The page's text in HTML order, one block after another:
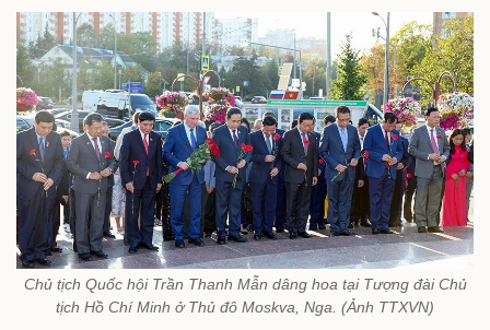
Chủ tịch Quốc hội Trần Thanh Mẫn dâng hoa tại Tượng đài Chủ
tịch Hồ Chí Minh ở Thủ đô Moskva, Nga. (Ảnh TTXVN)